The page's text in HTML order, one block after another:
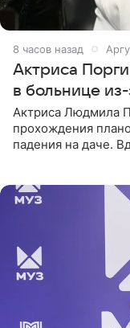
8 часов назад
Актриса
в больнице
Актриса Людмила
прохождения
падения на даче.